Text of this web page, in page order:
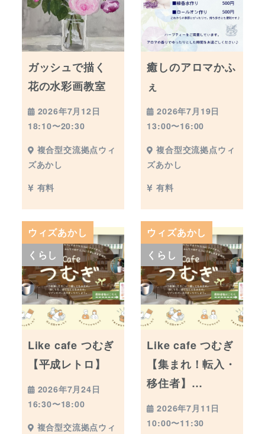
ガッシュで描く
花の水彩画教室
2026年7月12日
18:10〜20:30
複合型交流拠点ウィ
ズあかし
有料
癒しのアロマかふ
ぇ
2026年7月19日
13:00〜16:00
複合型交流拠点ウィ
ズあかし
有料
ウィズあかし
くらし
Like cafe つむぎ
【平成レトロ】
2026年7月24日
16:30〜18:00
複合型交流拠点ウィ
ウィズあかし
くらし
Like cafe つむぎ
【集まれ！転入・
移住者】…
2026年7月11日
10:00〜11:30